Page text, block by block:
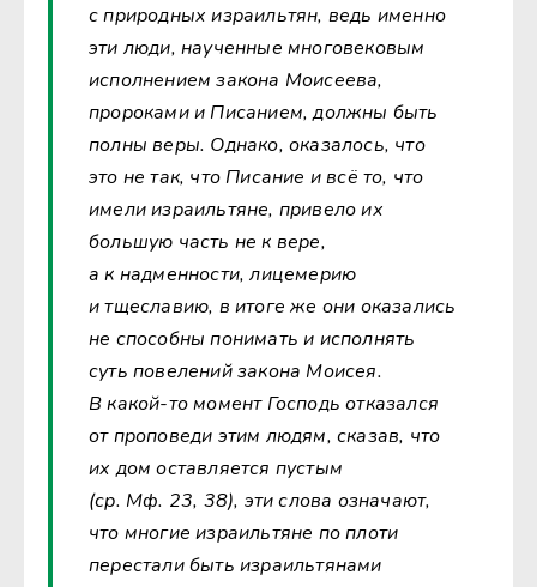
с природных израильтян, ведь именно
эти люди, наученные многовековым
исполнением закона Моисеева,
пророками и Писанием, должны быть
полны веры. Однако, оказалось, что
это не так, что Писание и всё то, что
имели израильтяне, привело их
большую часть не к вере,
а к надменности, лицемерию
и тщеславию, в итоге же они оказались
не способны понимать и исполнять
суть повелений закона Моисея.
В какой-то момент Господь отказался
от проповеди этим людям, сказав, что
их дом оставляется пустым
(ср. Мф. 23, 38), эти слова означают,
что многие израильтяне по плоти
перестали быть израильтянами